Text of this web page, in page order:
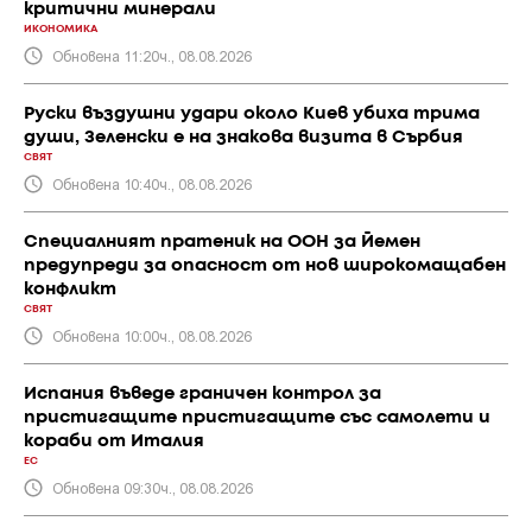
критични минерали
ИКОНОМИКА
Обновена 11:20ч., 08.08.2026
Руски въздушни удари около Киев убиха трима
души, Зеленски е на знакова визита в Сърбия
СВЯТ
Обновена 10:40ч., 08.08.2026
Специалният пратеник на ООН за Йемен
предупреди за опасност от нов широкомащабен
конфликт
СВЯТ
Обновена 10:00ч., 08.08.2026
Испания въведе граничен контрол за
пристигащите пристигащите със самолети и
кораби от Италия
ЕС
Обновена 09:30ч., 08.08.2026